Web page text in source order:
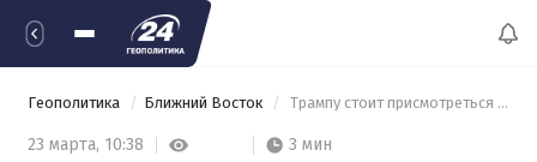
Геополитика Ближний Восток Трампу стоит присмотреться к роли России: эксперт указал на коварный шаг Ирана
23 марта, 10:38 3 мин